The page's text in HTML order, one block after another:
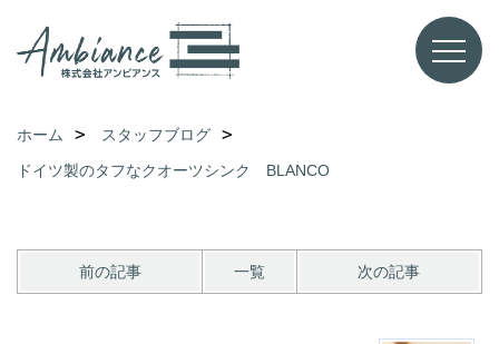
ホーム
スタッフブログ
ドイツ製のタフなクオーツシンク BLANCO
前の記事 一覧 次の記事